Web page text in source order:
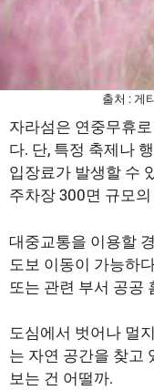
출처 : 게
자라섬은 연중무휴
다. 단, 특정 축제나
입장료가 발생할 수
주차장 300면 규모
대중교통을 이용할
도보 이동이 가능하
또는 관련 부서 공공
도심에서 벗어나 멀
는 자연 공간을 찾고
보는 건 어떨까.